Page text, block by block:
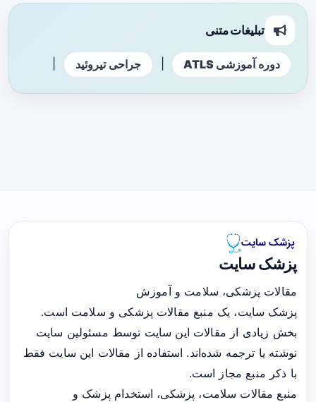
تبلیغات متنی
دوره آموزشی ATLS جراحی تیروئید
پزشک سایت
مقالات پزشکی، سلامت و آموزش
پزشک سایت، یک منبع مقالات پزشکی و سلامت است.
بخش زیادی از مقالات این سایت توسط مسئولین سایت
نوشته یا ترجمه شده‌اند. استفاده از مقالات این سایت فقط
با ذکر منبع مجاز است.
منبع مقالات سلامت، پزشکی، استخدام پزشک و